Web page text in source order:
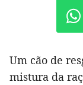
Um cão de
mistura da